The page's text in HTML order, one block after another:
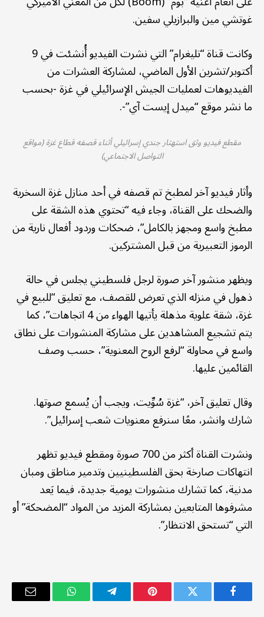
غوتشي مين والبرازيلي سفين.
وكانت قناة “تليغرام” التي نشرت الفيديو أُنشئت في 9
أكتوبر/تشرين الأول الماضي، لمشاركة العشرات من
الفيديوهات لعمليات الجيش الإسرائيلي في غزة -بحسب
ما نشر موقع “ميدل إيست آي”-.
مقطع فيديو وثق استهتار جندي إسرائيلي أثناء قصفه قطاع غزة (مواقع
التواصل الاجتماعي)
وأثار فيديو آخر لمطبخ تم قصفه في أحد منازل غزة السخرية
والضحك على القناة، وجاء فيه “تحتوي هذه الشقة على
مطبخ واسع ومجهز بالكامل”، ضحكات وردود أفعال نارية من
الرموز التعبيرية من قبل المشتركين.
ويظهر منشور آخر صورة لرجل فلسطيني يجلس في حالة
ذهول في منزله الذي تعرض للقصف، مع تعليق “للبيع في
غزة، شقة علوية مذهلة يأتيها الهواء من 4 اتجاهات”، كما
يتم تشجيع المشاهدين على مشاركة المنشورات على نطاق
واسع في محاولة “لرفع الروح المعنوية”، حسب وصف
القائمين عليها.
وقال تعليق آخر، “غزة سُوِّيت، ويجب أن يُسمع صوتها.
شارك وانشر، معًا سنرفع معنويات شعب إسرائيل”.
ونشرت القناة أكثر من 700 صورة ومقطع فيديو تظهر
انتهاكات صارخة بحق الفلسطينيين وتدمير مناطق ومبان
مدنية، كما تشارك منشورات يومية جديدة، فيما يَعد
مشرفوها المتابعين بمشاركة المزيد من المواد “المضحكة” أو
التي “تستحق الانتظار”.
فيسبوك تويتر بينتيريستتيلقرام واتساب
البريد